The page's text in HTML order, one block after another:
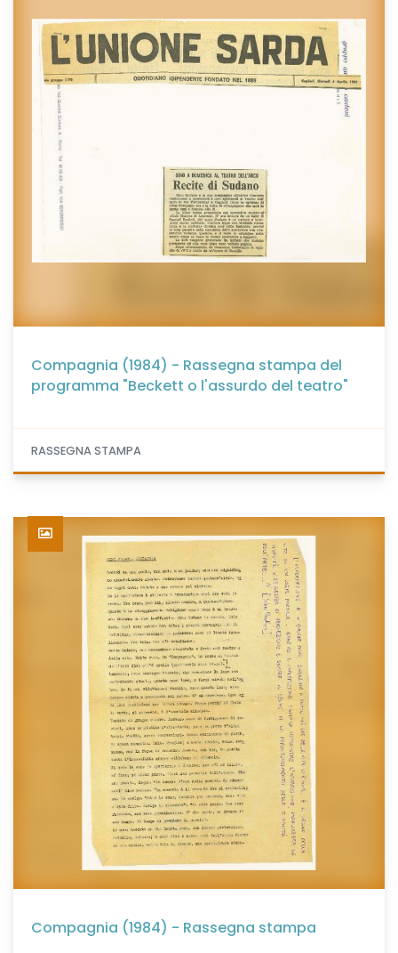
Compagnia (1984) - Rassegna stampa del
programma "Beckett o l'assurdo del teatro"
RASSEGNA STAMPA
Compagnia (1984) - Rassegna stampa